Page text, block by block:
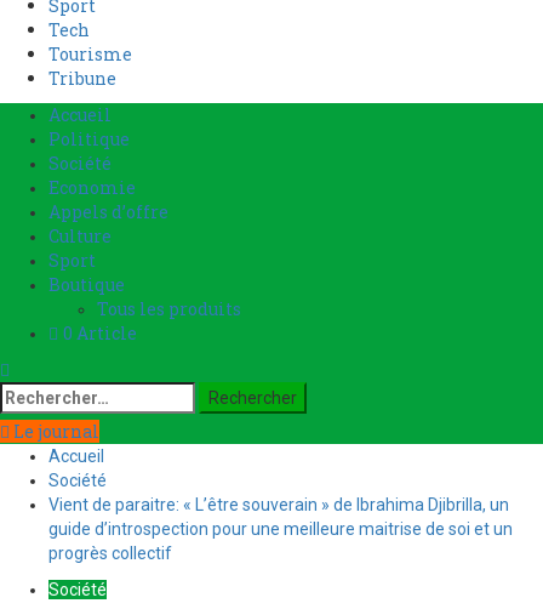
Sport
Tech
Tourisme
Tribune
Accueil
Politique
Société
Economie
Appels d’offre
Culture
Sport
Boutique
Tous les produits
0 Article
Le journal
Accueil
Société
Vient de paraitre: « L’être souverain » de Ibrahima Djibrilla, un
guide d’introspection pour une meilleure maitrise de soi et un
progrès collectif
Société